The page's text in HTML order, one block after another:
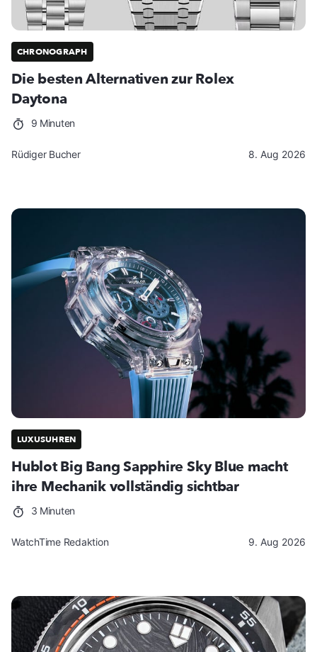
CHRONOGRAPH
Die besten Alternativen zur Rolex
Daytona
9 Minuten
Rüdiger Bucher 8. Aug 2026
LUXUSUHREN
Hublot Big Bang Sapphire Sky Blue macht
ihre Mechanik vollständig sichtbar
3 Minuten
WatchTime Redaktion 9. Aug 2026